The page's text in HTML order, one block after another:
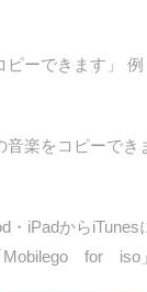
ーできます」
楽をコピーで
iPadから
for iso